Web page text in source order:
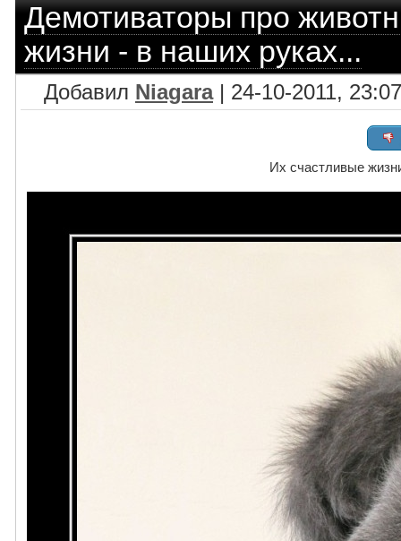
Демотиваторы про
жизни - в наших руках...
Добавил Niagara| 24-10-2011, 23:07
Их счастливые